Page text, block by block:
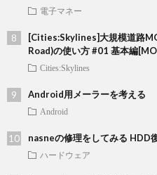
電子マネー
[Cities:Skylines]大規模道路
Road)の使い方 #01 基本編
Cities:Skylines
Android用メーラーを考える
Android
nasneの修理をしてみる HDD
ハードウェア